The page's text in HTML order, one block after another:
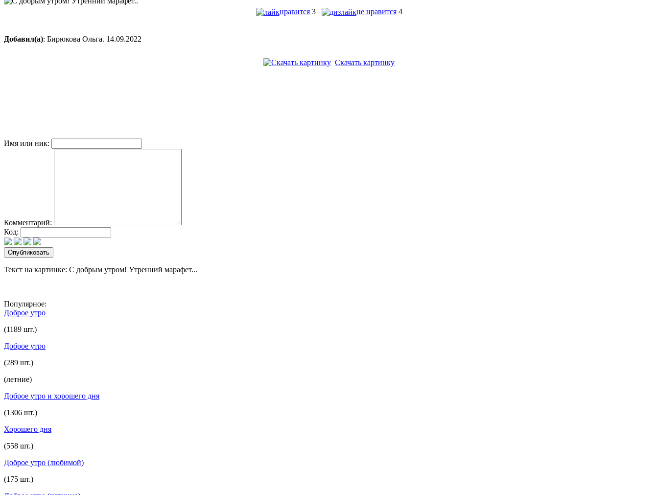
нравится 3 не нравится 4
Добавил(а): Бирюкова Ольга. 14.09.2022
Скачать картинку
Имя или ник:
Комментарий:
Код:
Текст на картинке: С добрым утром! Утренний марафет...
Популярное:
Доброе утро
(1189 шт.)
Доброе утро
(289 шт.)
(летние)
Доброе утро и хорошего дня
(1306 шт.)
Хорошего дня
(558 шт.)
Доброе утро (любимой)
(175 шт.)